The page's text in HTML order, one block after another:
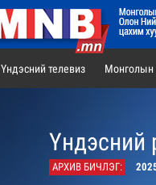
Үндэсний телевиз Монголын
Үндэсний
АРХИВ БИЧЛЭГ: